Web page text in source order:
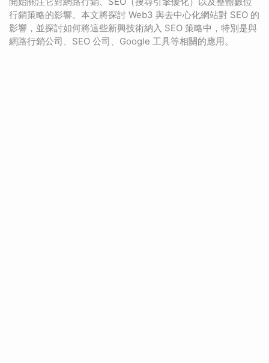
行銷策略的影響。本文將探討 Web3 與去中心化網站對 SEO 的
影響，並探討如何將這些新興技術納入 SEO 策略中，特別是與
網路行銷公司、SEO 公司、Google 工具等相關的應用。